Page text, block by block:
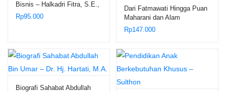
Bisnis – Halkadri Fitra, S.E.,
M.M., AK.; Dr. Idris, M.Si.
Rp95.000
Dari Fatmawati Hingga Puan
Maharani dan Alam
Minangkabau – Dr. Siti
Fatimah M.Pd., M.Hum.
Rp147.000
Biografi Sahabat Abdullah